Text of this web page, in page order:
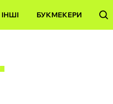
ІНШІ БУКМЕКЕРИ